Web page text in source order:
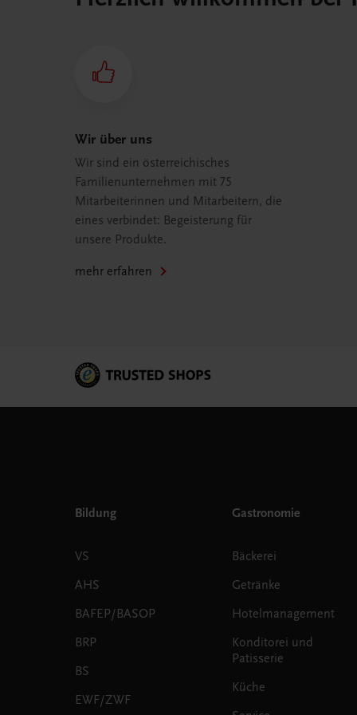
Wir über uns
Wir sind ein österreichisches
Familienunternehmen mit 75
Mitarbeiterinnen und Mitarbeitern, die
eines verbindet: Begeisterung für
unsere Produkte.
mehr erfahren
Bildung
VS
AHS
BAFEP/BASOP
BRP
BS
EWF/ZWF
Gastronomie
Bäckerei
Getränke
Hotelmanagement
Konditorei und
Patisserie
Küche